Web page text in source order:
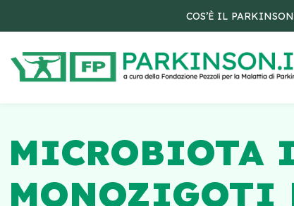
COS’È IL PARKINSON
MICROBIOTA
MONOZIGOTI